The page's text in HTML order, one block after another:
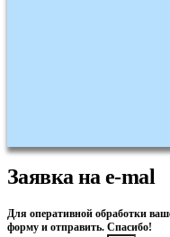
Заявка на e-mal
Для оперативной обработки
форму и отправить. Спасибо!